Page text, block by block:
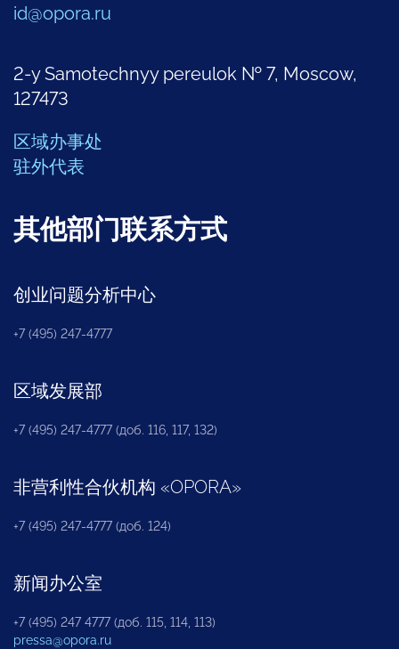
id@opora.ru
2-y Samotechnyy pereulok № 7, Moscow,
127473
区域办事处
驻外代表
其他部门联系方式
创业问题分析中心
+7 (495) 247-4777
区域发展部
+7 (495) 247-4777 (доб. 116, 117, 132)
非营利性合伙机构 «OPORA»
+7 (495) 247-4777 (доб. 124)
新闻办公室
+7 (495) 247 4777 (доб. 115, 114, 113)
pressa@opora.ru